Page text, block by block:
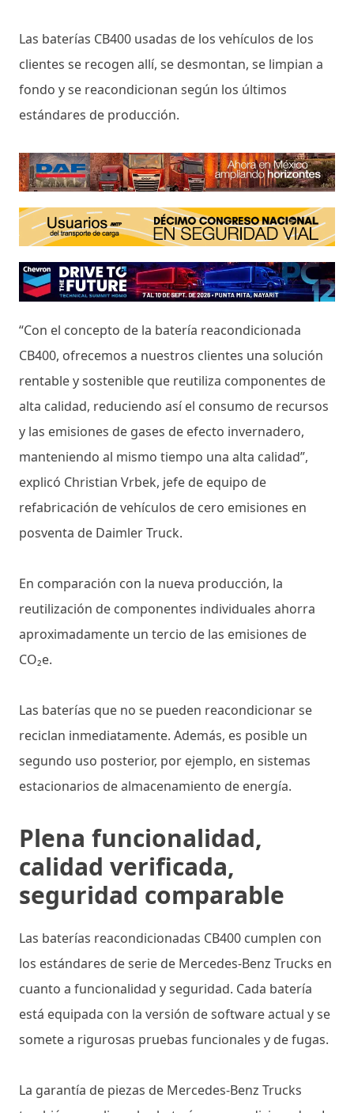
Las baterías CB400 usadas de los vehículos de los
clientes se recogen allí, se desmontan, se limpian a
fondo y se reacondicionan según los últimos
estándares de producción.
“Con el concepto de la batería reacondicionada
CB400, ofrecemos a nuestros clientes una solución
rentable y sostenible que reutiliza componentes de
alta calidad, reduciendo así el consumo de recursos
y las emisiones de gases de efecto invernadero,
manteniendo al mismo tiempo una alta calidad”,
explicó Christian Vrbek, jefe de equipo de
refabricación de vehículos de cero emisiones en
posventa de Daimler Truck.
En comparación con la nueva producción, la
reutilización de componentes individuales ahorra
aproximadamente un tercio de las emisiones de
CO₂e.
Las baterías que no se pueden reacondicionar se
reciclan inmediatamente. Además, es posible un
segundo uso posterior, por ejemplo, en sistemas
estacionarios de almacenamiento de energía.
Plena funcionalidad,
calidad verificada,
seguridad comparable
Las baterías reacondicionadas CB400 cumplen con
los estándares de serie de Mercedes-Benz Trucks en
cuanto a funcionalidad y seguridad. Cada batería
está equipada con la versión de software actual y se
somete a rigurosas pruebas funcionales y de fugas.
La garantía de piezas de Mercedes-Benz Trucks